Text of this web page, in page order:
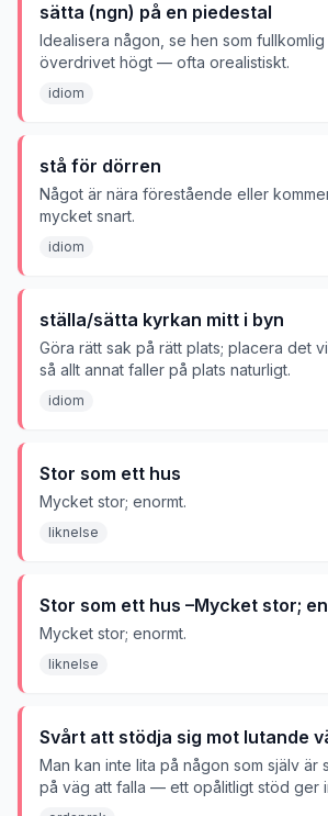
sätta (ngn) på en piedestal
Idealisera någon, se hen som
överdrivet högt — ofta orealistiskt.
idiom
stå för dörren
Något är nära förestående eller
mycket snart.
idiom
ställa/sätta kyrkan mitt i byn
Göra rätt sak på rätt plats; placera det
så allt annat faller på plats naturligt.
idiom
Stor som ett hus
Mycket stor; enormt.
liknelse
Stor som ett hus –Mycket stor;
Mycket stor; enormt.
liknelse
Svårt att stödja sig mot lutande
Man kan inte lita på någon som själv är
på väg att falla — ett opålitligt stöd ger